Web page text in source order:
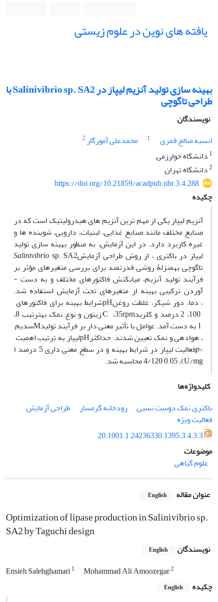
یافته های نوین در علوم زیستی
بهینه سازی تولید آنزیم لیپاز در Salinivibrio sp. SA2 با
طراحی تاگوچی
نویسندگان
انسیه صالح قمری
1 محمدعلی آموزگار2
1 دانشگاه خوارزمی
2دانشگاه تهران
https://doi.org/10.21859/acadpub.nbr.3.4.288
چکیده
آنزیم لیپاز یکی از مهم­ ترین آنزیم­ های هیدرولیتیک است که در
صنایع مختلف مانند صنایع غذایی، ‌لبنیات، ‌دارویی،‌ شوینده­ ها و
غیره کاربرد دارد. در این آزمایش، به­ منظور بهینه ­سازی تولید
لیپاز در باکتری
Salinivibrio sp. SA2، از روش طراحی آزمایش
تاگوچی به­منزلۀ روشی قدرتمند برای بررسی متغیرهای مؤثر‏ بر
فرآیند تولید آنزیم، میان­کنش فاکتورهای مختلف و به­ دست ­
آوردن ترکیبی بهینه از متغیرهای تحت آزمایش استفاده شد.
شرایط بهینه برای فاکتورهایpH، ‌دما، دور شیکر، غلظت روغن
زیتون و نوع نمک به­ترتیب 8،°C 35،rpm100، 2 درصد و کلرید
سدیمM1 به­ دست آمد. عوامل با تأثیر معنی­ دار بر فرآیند تولید
لیپاز به­ ترتیب اهمیتpH، هوادهی و نمک تعیین شدند. حداکثر
فعالیت لیپاز در شرایط بهینه و در سطح معنی­ داری 5 درصد (p<
0.05)،U/mg
محاسبه شد.
کلیدواژه‌ها
باکتری نمک دوست نسبی
رودخانه گرمسار
طراحی آزمایش
فعالیت ویژه
20.1001.1.24236330.1395.3.4.3.3
موضوعات
علوم گیاهی
عنوان مقاله English
Optimization of lipase production in Salinivibrio sp.
SA2 by Taguchi design
نویسندگان English
Ensieh Salehghamari1 Mohammad Ali Amoozegar2
چکیده English